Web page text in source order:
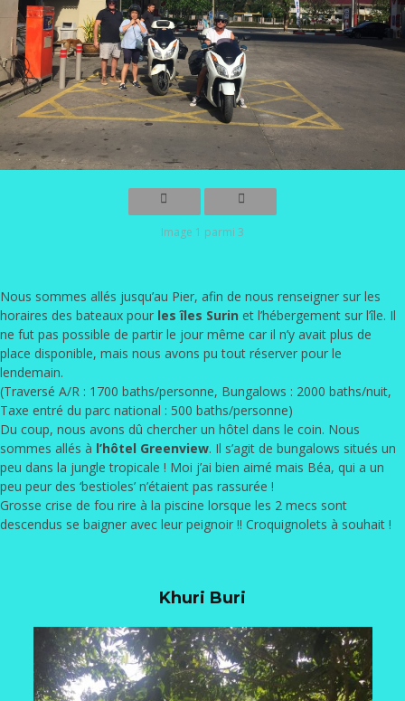
Image 1 parmi 3
Nous sommes allés jusqu’au Pier, afin de nous renseigner sur les
horaires des bateaux pour les îles Surin et l’hébergement sur l’île. Il
ne fut pas possible de partir le jour même car il n’y avait plus de
place disponible, mais nous avons pu tout réserver pour le
lendemain.
(Traversé A/R : 1700 baths/personne, Bungalows : 2000 baths/nuit,
Taxe entré du parc national : 500 baths/personne)
Du coup, nous avons dû chercher un hôtel dans le coin. Nous
sommes allés à l’hôtel Greenview. Il s’agit de bungalows situés un
peu dans la jungle tropicale ! Moi j’ai bien aimé mais Béa, qui a un
peu peur des ‘bestioles’ n’étaient pas rassurée !
Grosse crise de fou rire à la piscine lorsque les 2 mecs sont
descendus se baigner avec leur peignoir !! Croquignolets à souhait !
Khuri Buri